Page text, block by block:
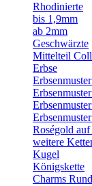
Rhodinierte
bis 1,9mm
ab 2mm
Geschwärzte
Mittelteil
Erbse
Roségold
weitere
Kugel
Königskette
Charms